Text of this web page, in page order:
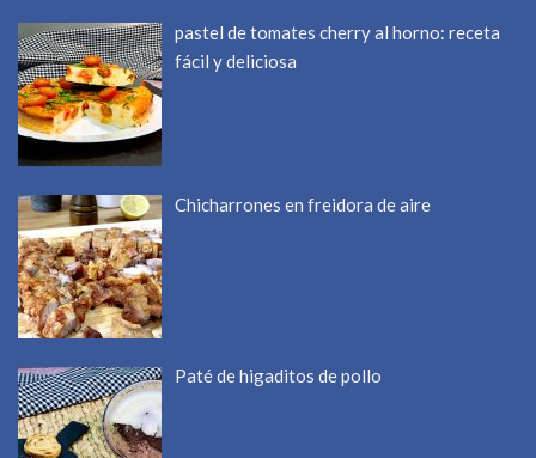
pastel de tomates cherry al horno: receta
fácil y deliciosa
Chicharrones en freidora de aire
Paté de higaditos de pollo